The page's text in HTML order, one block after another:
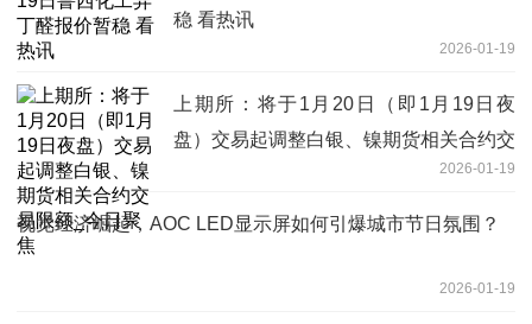
稳 看热讯
2026-01-19
上期所：将于1月20日（即1月19日夜
盘）交易起调整白银、镍期货相关合约交
2026-01-19
视觉经济崛起，AOC LED显示屏如何引爆城市节日氛围？
2026-01-19